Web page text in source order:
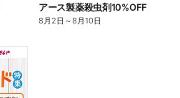
アース製薬殺虫剤10%OFF
8月2日 ～8月10日